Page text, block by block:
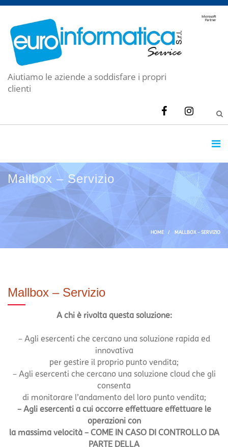
Aiutiamo le aziende a soddisfare i propri
clienti
Mallbox – Servizio
HOME / MALLBOX – SERVIZIO
Mallbox – Servizio
A chi è rivolta questa soluzione:
– Agli esercenti che cercano una soluzione rapida ed
innovativa
per gestire il proprio punto vendita;
– Agli esercenti che cercano una soluzione cloud che gli
consenta
di monitorare l’andamento del loro punto vendita;
– Agli esercenti a cui occorre effettuare effettuare le
operazioni con
la massima velocità – COME IN CASO DI CONTROLLO DA
PARTE DELLA